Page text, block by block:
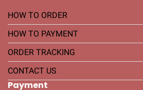
HOW TO ORDER
HOW TO PAYMENT
ORDER TRACKING
CONTACT US
Payment